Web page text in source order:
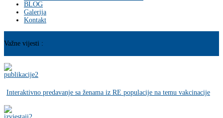
BLOG
Galerija
Kontakt
Važne vijesti :
Interaktivno predavanje sa ženama iz RE populacije na temu vakcinacije